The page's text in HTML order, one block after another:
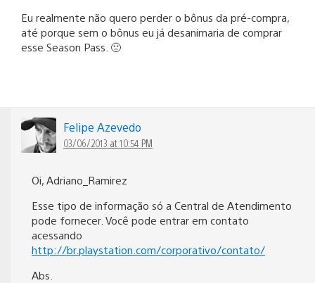
Eu realmente não quero perder o bônus da pré-compra,
até porque sem o bônus eu já desanimaria de comprar
esse Season Pass. 🙁
Felipe Azevedo
03/06/2013 at 10:54 PM
Oi, Adriano_Ramirez
Esse tipo de informação só a Central de Atendimento
pode fornecer. Você pode entrar em contato
acessando
http://br.playstation.com/corporativo/contato/
Abs.